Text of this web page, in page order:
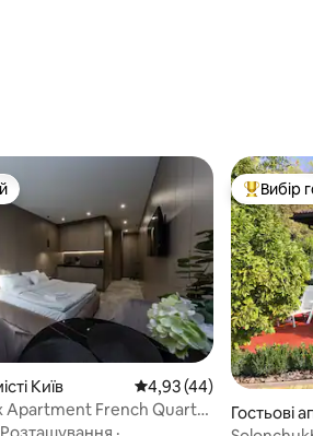
Київ Середня оцінка: 4,93 з
4,93 (44)
Apartment French Quarter
Розташування ·
ТопВибір
Гостьові